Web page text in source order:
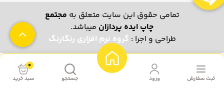
تمامی حقوق این سایت متعلق به مجتمع
چاپ ایده پردازان میباشد.
طراحی و اجرا : گروه نرم افزاری رنگارنگ
ثبت سفارش ورود جستجو
0
سبد خرید